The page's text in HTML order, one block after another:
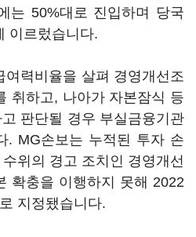
는 50%대로 진입하며 당국
이르렀습니다.
여력비율을 살펴 경영개선조
하고, 나아가 자본잠식 등
판단될 경우 부실금융기관
. MG손보는 누적된 투자 손
위의 경고 조치인 경영개선
확충을 이행하지 못해 2022
지정됐습니다.